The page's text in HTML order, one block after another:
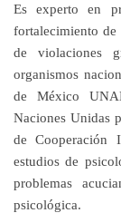
Es experto en
fortalecimiento de
de violaciones
organismos
de México
Naciones Unidas
de Cooperación
estudios de
problemas
psicológica.